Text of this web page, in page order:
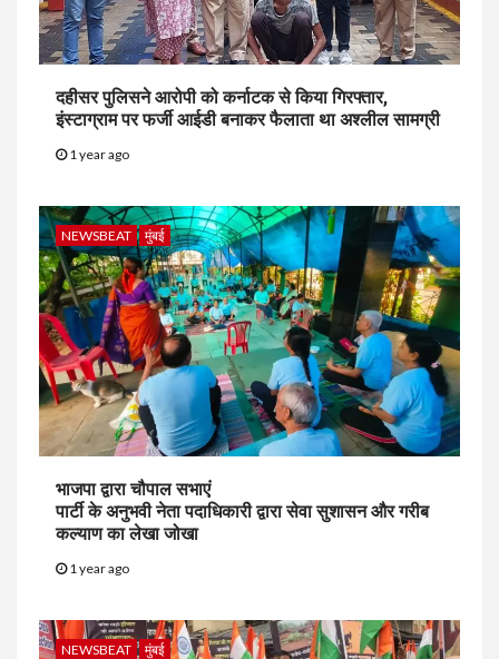
दहीसर पुलिसने आरोपी को कर्नाटक से किया गिरफ्तार,
इंस्टाग्राम पर फर्जी आईडी बनाकर फैलाता था अश्लील सामग्री
1 year ago
NEWSBEAT मुंबई
भाजपा द्वारा चौपाल सभाएं
पार्टी के अनुभवी नेता पदाधिकारी द्वारा सेवा सुशासन और गरीब
कल्याण का लेखा जोखा
1 year ago
NEWSBEAT मुंबई